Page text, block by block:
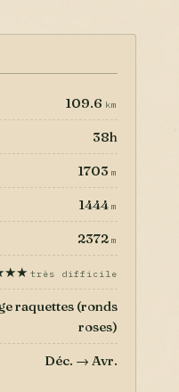
109.6 km
38h
1703 m
1444 m
2372 m
très difficile
raquettes (ronds
roses)
Déc. → Avr.